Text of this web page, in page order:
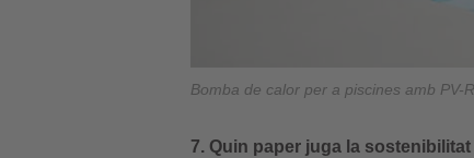
Bomba de calor per a piscines amb PV-
7. Quin paper juga la sostenibilitat